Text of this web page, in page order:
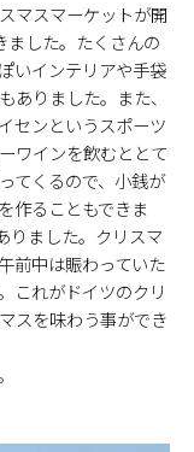
マスマーケットが開
した。たくさんの
いインテリアや手袋
ありました。また、
センというスポーツ
ワインを飲むととて
てくるので、小銭が
作ることもできま
りました。クリスマ
前中は賑わっていた
これがドイツのクリ
スを味わう事ができ